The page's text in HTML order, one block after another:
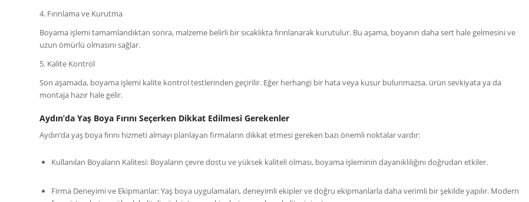
4. Fırınlama ve Kurutma
Boyama işlemi tamamlandıktan sonra, malzeme belirli bir sıcaklıkta fırınlanarak kurutulur. Bu aşama, boyanın daha sert hale gelmesini ve
uzun ömürlü olmasını sağlar.
5. Kalite Kontrol
Son aşamada, boyama işlemi kalite kontrol testlerinden geçirilir. Eğer herhangi bir hata veya kusur bulunmazsa, ürün sevkiyata ya da
montaja hazır hale gelir.
Aydın’da Yaş Boya Fırını Seçerken Dikkat Edilmesi Gerekenler
Aydın’da yaş boya fırını hizmeti almayı planlayan firmaların dikkat etmesi gereken bazı önemli noktalar vardır:
Kullanılan Boyaların Kalitesi: Boyaların çevre dostu ve yüksek kaliteli olması, boyama işleminin dayanıklılığını doğrudan etkiler.
Firma Deneyimi ve Ekipmanlar: Yaş boya uygulamaları, deneyimli ekipler ve doğru ekipmanlarla daha verimli bir şekilde yapılır. Modern